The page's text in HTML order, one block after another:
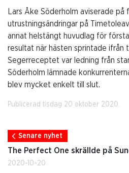
Lars Åke Söderholm aviserade på
utrustningsändringar på
annat helstängt huvudlag för
resultat när hästen sprintade ifrån
Segerreceptet var ledning från
Söderholm lämnade
blev mycket enkelt till slut.
Publicerad tisdag 20 oktober 2020.
Senare nyhet
The Perfect One skrällde på
2020-10-20